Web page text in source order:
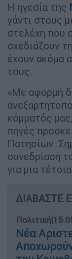
Η ηγεσία της
γάντι στους
στελέχη που
σχεδιάζουν
έχουν ακόμα
τους.
«Με αφορμή
κόμματός μας,
πηγές
Πατησίων.
συνεδρίαση
για μια
ΔΙΑΒΑΣΤΕ
Πολιτική|
Νέα